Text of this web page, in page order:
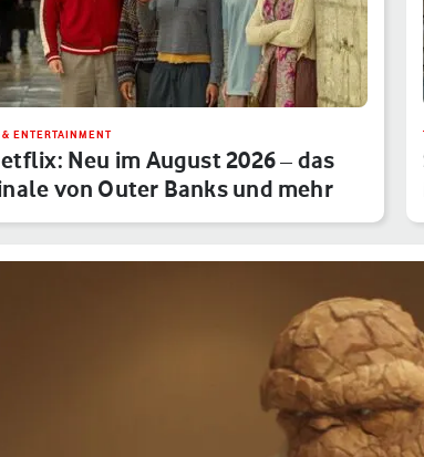
& ENTERTAINMENT
Neu im August 2026 – das
von Outer Banks und mehr